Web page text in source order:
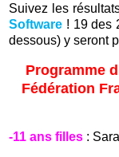
Suivez les
Software ! 19 des
dessous) y seront
Programme
Fédération
-11 ans filles :